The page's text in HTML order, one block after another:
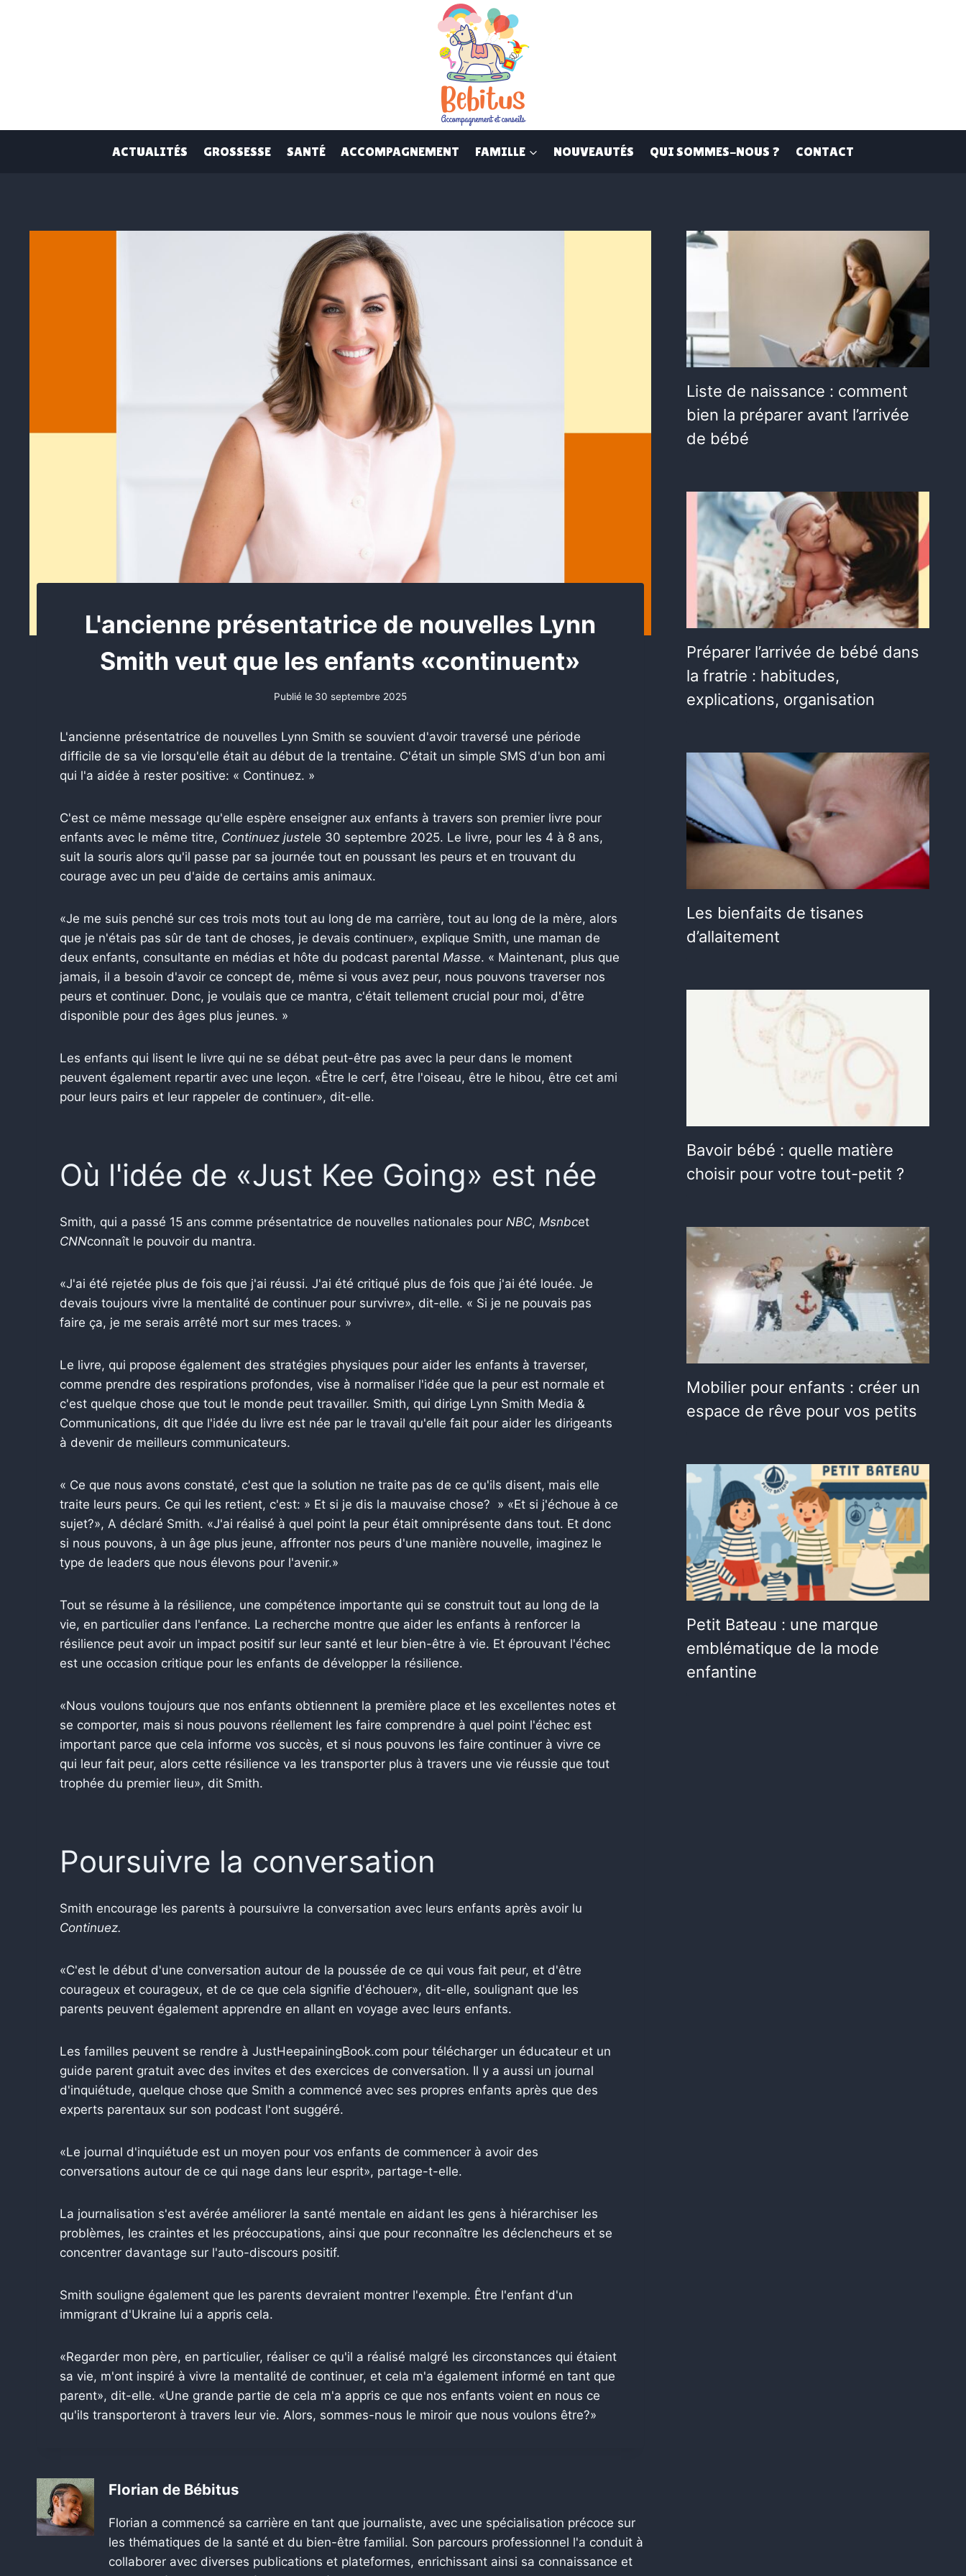
ACTUALITÉS GROSSESSE SANTÉ ACCOMPAGNEMENT FAMILLE NOUVEAUTÉS QUI SOMMES-NOUS ? CONTACT
L'ancienne présentatrice de nouvelles Lynn
Smith veut que les enfants «continuent»
Publié le 30 septembre 2025
L'ancienne présentatrice de nouvelles Lynn Smith se souvient d'avoir traversé une période
difficile de sa vie lorsqu'elle était au début de la trentaine. C'était un simple SMS d'un bon ami
qui l'a aidée à rester positive: « Continuez. »
C'est ce même message qu'elle espère enseigner aux enfants à travers son premier livre pour
enfants avec le même titre, Continuez justele 30 septembre 2025. Le livre, pour les 4 à 8 ans,
suit la souris alors qu'il passe par sa journée tout en poussant les peurs et en trouvant du
courage avec un peu d'aide de certains amis animaux.
«Je me suis penché sur ces trois mots tout au long de ma carrière, tout au long de la mère, alors
que je n'étais pas sûr de tant de choses, je devais continuer», explique Smith, une maman de
deux enfants, consultante en médias et hôte du podcast parental Masse. « Maintenant, plus que
jamais, il a besoin d'avoir ce concept de, même si vous avez peur, nous pouvons traverser nos
peurs et continuer. Donc, je voulais que ce mantra, c'était tellement crucial pour moi, d'être
disponible pour des âges plus jeunes. »
Les enfants qui lisent le livre qui ne se débat peut-être pas avec la peur dans le moment
peuvent également repartir avec une leçon. «Être le cerf, être l'oiseau, être le hibou, être cet ami
pour leurs pairs et leur rappeler de continuer», dit-elle.
Où l'idée de «Just Kee Going» est née
Smith, qui a passé 15 ans comme présentatrice de nouvelles nationales pour NBC, Msnbcet
CNNconnaît le pouvoir du mantra.
«J'ai été rejetée plus de fois que j'ai réussi. J'ai été critiqué plus de fois que j'ai été louée. Je
devais toujours vivre la mentalité de continuer pour survivre», dit-elle. « Si je ne pouvais pas
faire ça, je me serais arrêté mort sur mes traces. »
Le livre, qui propose également des stratégies physiques pour aider les enfants à traverser,
comme prendre des respirations profondes, vise à normaliser l'idée que la peur est normale et
c'est quelque chose que tout le monde peut travailler. Smith, qui dirige Lynn Smith Media &
Communications, dit que l'idée du livre est née par le travail qu'elle fait pour aider les dirigeants
à devenir de meilleurs communicateurs.
« Ce que nous avons constaté, c'est que la solution ne traite pas de ce qu'ils disent, mais elle
traite leurs peurs. Ce qui les retient, c'est: » Et si je dis la mauvaise chose? » «Et si j'échoue à ce
sujet?», A déclaré Smith. «J'ai réalisé à quel point la peur était omniprésente dans tout. Et donc
si nous pouvons, à un âge plus jeune, affronter nos peurs d'une manière nouvelle, imaginez le
type de leaders que nous élevons pour l'avenir.»
Tout se résume à la résilience, une compétence importante qui se construit tout au long de la
vie, en particulier dans l'enfance. La recherche montre que aider les enfants à renforcer la
résilience peut avoir un impact positif sur leur santé et leur bien-être à vie. Et éprouvant l'échec
est une occasion critique pour les enfants de développer la résilience.
«Nous voulons toujours que nos enfants obtiennent la première place et les excellentes notes et
se comporter, mais si nous pouvons réellement les faire comprendre à quel point l'échec est
important parce que cela informe vos succès, et si nous pouvons les faire continuer à vivre ce
qui leur fait peur, alors cette résilience va les transporter plus à travers une vie réussie que tout
trophée du premier lieu», dit Smith.
Poursuivre la conversation
Smith encourage les parents à poursuivre la conversation avec leurs enfants après avoir lu
Continuez.
«C'est le début d'une conversation autour de la poussée de ce qui vous fait peur, et d'être
courageux et courageux, et de ce que cela signifie d'échouer», dit-elle, soulignant que les
parents peuvent également apprendre en allant en voyage avec leurs enfants.
Les familles peuvent se rendre à JustHeepainingBook.com pour télécharger un éducateur et un
guide parent gratuit avec des invites et des exercices de conversation. Il y a aussi un journal
d'inquiétude, quelque chose que Smith a commencé avec ses propres enfants après que des
experts parentaux sur son podcast l'ont suggéré.
«Le journal d'inquiétude est un moyen pour vos enfants de commencer à avoir des
conversations autour de ce qui nage dans leur esprit», partage-t-elle.
La journalisation s'est avérée améliorer la santé mentale en aidant les gens à hiérarchiser les
problèmes, les craintes et les préoccupations, ainsi que pour reconnaître les déclencheurs et se
concentrer davantage sur l'auto-discours positif.
Smith souligne également que les parents devraient montrer l'exemple. Être l'enfant d'un
immigrant d'Ukraine lui a appris cela.
«Regarder mon père, en particulier, réaliser ce qu'il a réalisé malgré les circonstances qui étaient
sa vie, m'ont inspiré à vivre la mentalité de continuer, et cela m'a également informé en tant que
parent», dit-elle. «Une grande partie de cela m'a appris ce que nos enfants voient en nous ce
qu'ils transporteront à travers leur vie. Alors, sommes-nous le miroir que nous voulons être?»
Florian de Bébitus
Florian a commencé sa carrière en tant que journaliste, avec une spécialisation précoce sur
les thématiques de la santé et du bien-être familial. Son parcours professionnel l'a conduit à
collaborer avec diverses publications et plateformes, enrichissant ainsi sa connaissance et
Liste de naissance : comment
bien la préparer avant l’arrivée
de bébé
Préparer l’arrivée de bébé dans
la fratrie : habitudes,
explications, organisation
Les bienfaits de tisanes
d’allaitement
Bavoir bébé : quelle matière
choisir pour votre tout-petit ?
Mobilier pour enfants : créer un
espace de rêve pour vos petits
Petit Bateau : une marque
emblématique de la mode
enfantine